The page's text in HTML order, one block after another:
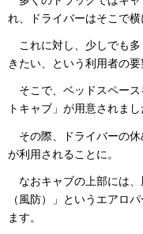
れ、ドライバーはそこで横
これに対し、少しでも多
きたい、という利用者の要
そこで、ベッドスペース
トキャブ」が用意されまし
その際、ドライバーの休
が利用されることに。
なおキャブの上部には、
（風防）」というエアロ
ます。